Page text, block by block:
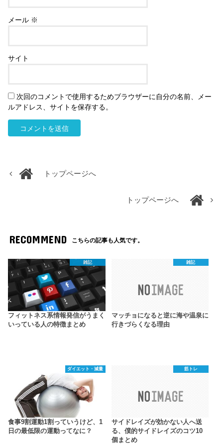
メール ※
サイト
次回のコメントで使用するためブラウザーに自分の名前、メー
ルアドレス、サイトを保存する。
トップページへ
トップページへ
RECOMMEND こちらの記事も人気です。
雑記
フィットネス系情報発信がうまく
いっている人の特徴まとめ
雑記
マッチョになると逆に海や温泉に
行きづらくなる理由
ダイエット・減量
食事9割運動1割っていうけど、1
日の最低限の運動ってなに？
筋トレ
サイドレイズが効かない人へ送
る、僕的サイドレイズのコツ10
個まとめ